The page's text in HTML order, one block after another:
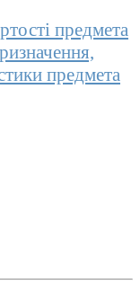
предмета
предмета